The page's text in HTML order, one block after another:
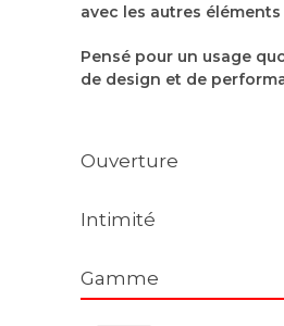
avec les autres
Pensé pour un usage
de design et de
Ouverture
Intimité
Gamme